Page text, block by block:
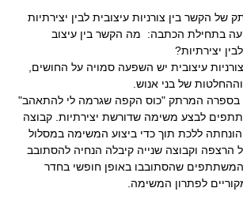
של הקשר בין צורניות עיצובית לבין יצירתיות
בתחילת הכתבה: מה הקשר בין עיצוב
יצירתיות?
עיצובית יש השפעה סמויה על החושים,
של בני אנוש.
בספרה המרתק "כוס הקפה שגרמה לי להתאהב"
לבצע משימה שדורשת יצירתיות. קבוצה
ללכת תוך כדי ביצוע המשימה במסלול
הרצפה וקבוצה שנייה קיבלה הנחיה להסתובב
שהסתובבו באופן חופשי בחדר
לפתרון המשימה.